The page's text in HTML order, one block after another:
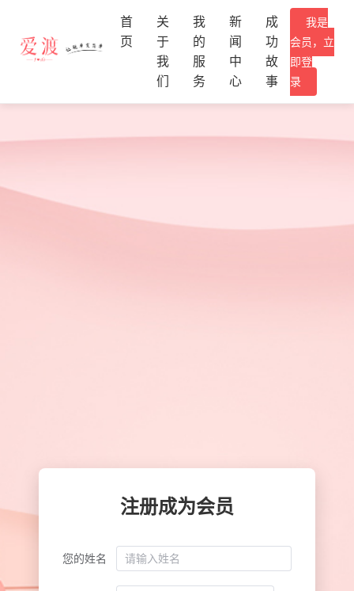
首
页
关
于
我
们
我
的
服
务
新
闻
中
心
成
功
故
事
我是
会员，立
即登
录
注册成为会员
您的姓名